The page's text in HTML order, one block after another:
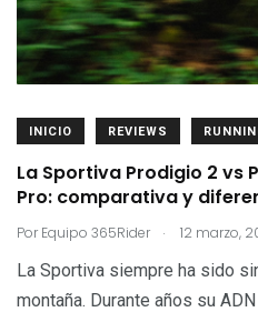
INICIO REVIEWS
La Sportiva Prodigio 2 vs
Pro: comparativa y
Por Equipo 365Rider . 12 marzo,
La Sportiva siempre ha sido
montaña. Durante años su